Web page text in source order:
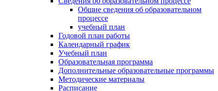
Общие сведения об образовательном
процессе
учебный план
Годовой план работы
Календарный график
Учебный план
Образовательная программа
Дополнительные образовательные программы
Методические материалы
Расписание